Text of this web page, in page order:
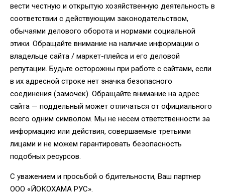
вести честную и открытую хозяйственную деятельность в
соответствии с действующим законодательством,
обычаями делового оборота и нормами социальной
этики. Обращайте внимание на наличие информации о
владельце сайта / маркет-плейса и его деловой
репутации. Будьте осторожны при работе с сайтами, если
в их адресной строке нет значка безопасного
соединения (замочек). Обращайте внимание на адрес
сайта — поддельный может отличаться от официального
всего одним символом. Мы не несем ответственности за
информацию или действия, совершаемые третьими
лицами и не можем гарантировать безопасность
подобных ресурсов.
С уважением и просьбой о бдительности, Ваш партнер
ООО «ЙОКОХАМА РУС».